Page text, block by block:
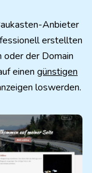
Anbieter
erstellten
der Domain
einen günstigen
loswerden.